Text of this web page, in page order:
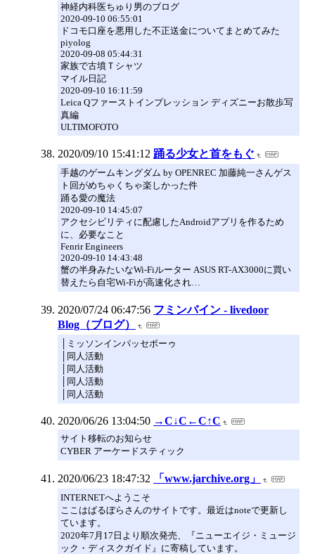
神経内科医ちゅり男のブログ
2020-09-10 06:55:01
ドコモ口座を悪用した不正送金についてまとめてみた
piyolog
2020-09-08 05:44:31
家族で古墳Ｔシャツ
マイル日記
2020-09-10 16:11:59
Leica Qファーストインプレッション ディズニーお散歩写
真編
ULTIMOFOTO
2020/09/10 15:41:12 踊る少女と首をもぐ
手越のゲームキングダム by OPENREC 加藤純一さんゲス
ト回がめちゃくちゃ楽しかった件
踊る愛の魔法
2020-09-10 14:45:07
アクセシビリティに配慮したAndroidアプリを作るため
に、必要なこと
Fenrir Engineers
2020-09-10 14:43:48
蟹の半身みたいなWi-Fiルーター ASUS RT-AX3000に買い
替えたら自宅Wi-Fiが高速化され…
2020/07/24 06:47:56 フミンバイン - livedoor
Blog（ブログ）
│ミッソンインパッセボーゥ
│同人活動
│同人活動
│同人活動
│同人活動
2020/06/26 13:04:50 →C↓C←C↑C
サイト移転のお知らせ
CYBER アーケードスティック
2020/06/23 18:47:32 「www.jarchive.org」
INTERNETへようこそ
ここはばるぼらさんのサイトです。最近はnoteで更新し
ています。
2020年7月17日より順次発売、『ニューエイジ・ミュージ
ック・ディスクガイド』に寄稿しています。